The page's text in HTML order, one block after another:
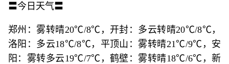
〓今日天气〓
郑州：雾转晴20℃/8℃，开封：多云转晴20℃/8℃，
洛阳：多云18℃/8℃，平顶山：雾转晴21℃/9℃，安
阳：雾转多云19℃/7℃，鹤壁：雾转晴18℃/6℃，新